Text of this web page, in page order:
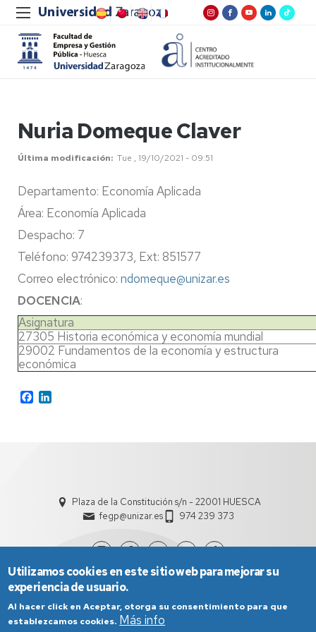
Nuria Domeque Claver
Última modificación Tue , 19/10/2021 - 09:51
Departamento: Economía Aplicada
Área: Economía Aplicada
Despacho: 7
Teléfono: 974239373, Ext: 851577
Correo electrónico: ndomeque@unizar.es
DOCENCIA:
Asignatura
27305 Historia económica y economía mundial
29002 Fundamentos de la economía y estructura
económica
Facebook
Plaza de la Constitución s/n - 22001 HUESCA
fegp@unizar.es
974 239 373
Utilizamos cookies en este sitio web para mejorar su
experiencia de usuario.
Al hacer click en Aceptar, otorga su consentimiento para que
establezcamos cookies. Más info